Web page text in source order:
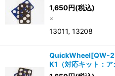
1,650円(税込)
×
13011, 13208
QuickWheel[QW-
K1（対応キット：